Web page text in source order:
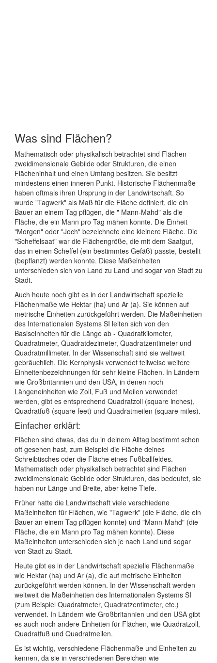
Was sind Flächen?
Mathematisch oder physikalisch betrachtet sind Flächen
zweidimensionale Gebilde oder Strukturen, die einen
Flächeninhalt und einen Umfang besitzen. Sie besitzt
mindestens einen inneren Punkt. Historische Flächenmaße
haben oftmals ihren Ursprung in der Landwirtschaft. So
wurde "Tagwerk" als Maß für die Fläche definiert, die ein
Bauer an einem Tag pflügen, die " Mann-Mahd" als die
Fläche, die ein Mann pro Tag mähen konnte. Die Einheit
"Morgen" oder "Joch" bezeichnete eine kleinere Fläche. Die
"Scheffelsaat" war die Flächengröße, die mit dem Saatgut,
das in einen Scheffel (ein bestimmtes Gefäß) passte, bestellt
(bepflanzt) werden konnte. Diese Maßeinheiten
unterschieden sich von Land zu Land und sogar von Stadt zu
Stadt.
Auch heute noch gibt es in der Landwirtschaft spezielle
Flächenmaße wie Hektar (ha) und Ar (a). Sie können auf
metrische Einheiten zurückgeführt werden. Die Maßeinheiten
des Internationalen Systems SI leiten sich von den
Basiseinheiten für die Länge ab - Quadratkilometer,
Quadratmeter, Quadratdezimeter, Quadratzentimeter und
Quadratmillimeter. In der Wissenschaft sind sie weltweit
gebräuchlich. Die Kernphysik verwendet teilweise weitere
Einheitenbezeichnungen für sehr kleine Flächen. In Ländern
wie Großbritannien und den USA, in denen noch
Längeneinheiten wie Zoll, Fuß und Meilen verwendet
werden, gibt es entsprechend Quadratzoll (square inches),
Quadratfuß (square feet) und Quadratmeilen (square miles).
Einfacher erklärt:
Flächen sind etwas, das du in deinem Alltag bestimmt schon
oft gesehen hast, zum Beispiel die Fläche deines
Schreibtisches oder die Fläche eines Fußballfeldes.
Mathematisch oder physikalisch betrachtet sind Flächen
zweidimensionale Gebilde oder Strukturen, das bedeutet, sie
haben nur Länge und Breite, aber keine Tiefe.
Früher hatte die Landwirtschaft viele verschiedene
Maßeinheiten für Flächen, wie "Tagwerk" (die Fläche, die ein
Bauer an einem Tag pflügen konnte) und "Mann-Mahd" (die
Fläche, die ein Mann pro Tag mähen konnte). Diese
Maßeinheiten unterschieden sich je nach Land und sogar
von Stadt zu Stadt.
Heute gibt es in der Landwirtschaft spezielle Flächenmaße
wie Hektar (ha) und Ar (a), die auf metrische Einheiten
zurückgeführt werden können. In der Wissenschaft werden
weltweit die Maßeinheiten des Internationalen Systems SI
(zum Beispiel Quadratmeter, Quadratzentimeter, etc.)
verwendet. In Ländern wie Großbritannien und den USA gibt
es auch noch andere Einheiten für Flächen, wie Quadratzoll,
Quadratfuß und Quadratmeilen.
Es ist wichtig, verschiedene Flächenmaße und Einheiten zu
kennen, da sie in verschiedenen Bereichen wie